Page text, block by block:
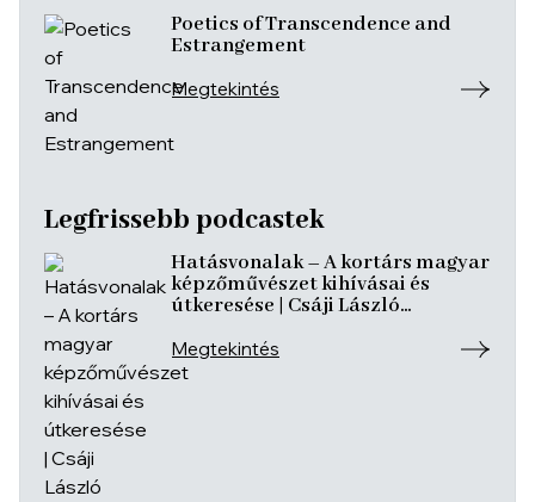
Poetics of Transcendence and
Estrangement
Megtekintés
Legfrissebb podcastek
Hatásvonalak – A kortárs magyar
képzőművészet kihívásai és
útkeresése | Csáji László
József
Megtekintés